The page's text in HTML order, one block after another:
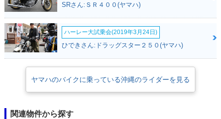
SRさん:ＳＲ４００(ヤマハ)
ハーレー大試乗会(2019年3月24日)
ひできさん:ドラッグスター２５０(ヤマハ)
ヤマハのバイクに乗っている沖縄のライダーを見る
関連物件から探す